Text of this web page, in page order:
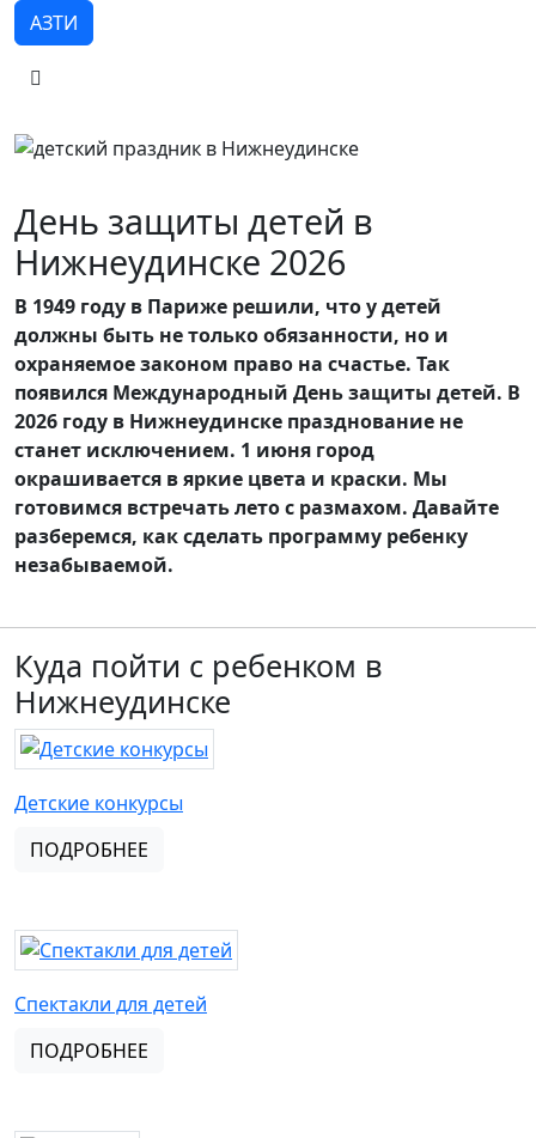
АЗТИ
День защиты детей в
Нижнеудинске 2026
В 1949 году в Париже решили, что у детей
должны быть не только обязанности, но и
охраняемое законом право на счастье. Так
появился Международный День защиты детей. В
2026 году в Нижнеудинске празднование не
станет исключением. 1 июня город
окрашивается в яркие цвета и краски. Мы
готовимся встречать лето с размахом. Давайте
разберемся, как сделать программу ребенку
незабываемой.
Куда пойти с ребенком в
Нижнеудинске
Детские конкурсы
ПОДРОБНЕЕ
Спектакли для детей
ПОДРОБНЕЕ